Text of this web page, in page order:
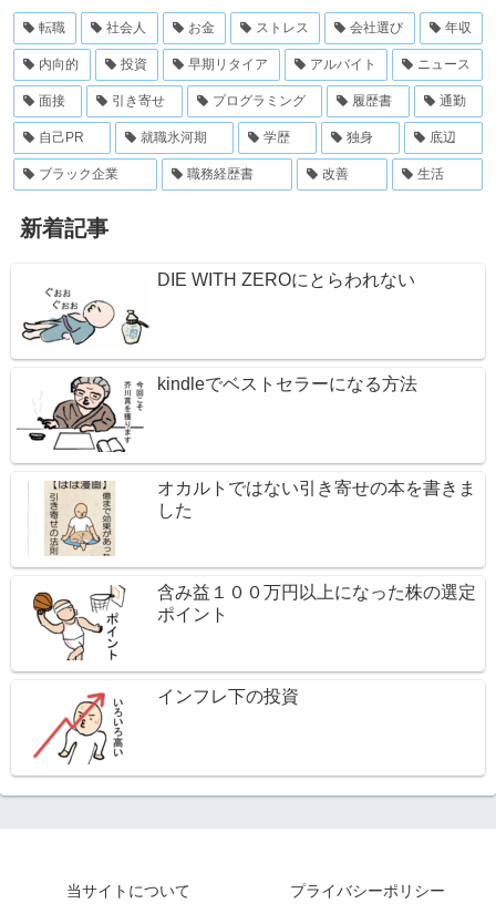
転職 社会人 お金 ストレス 会社選び 年収
内向的 投資 早期リタイア アルバイト ニュース
面接 引き寄せ プログラミング 履歴書 通勤
自己PR 就職氷河期 学歴 独身 底辺
ブラック企業 職務経歴書 改善 生活
新着記事
DIE WITH ZEROにとらわれない
kindleでベストセラーになる方法
オカルトではない引き寄せの本を書きま
した
含み益１００万円以上になった株の選定
ポイント
インフレ下の投資
当サイトについて
プライバシーポリシー